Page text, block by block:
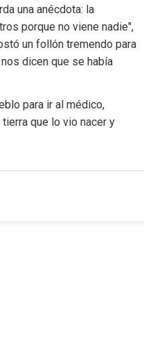
una anécdota: la
porque no viene nadie",
un follón tremendo para
dicen que se había
para ir al médico,
que lo vio nacer y